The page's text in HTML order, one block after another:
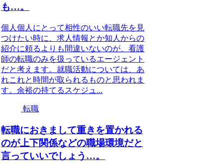
も…。
個人個人にとって相性のいい転職先を見
つけたい時に、求人情報とか知人からの
紹介に頼るよりも間違いないのが、看護
師の転職のみを扱っているエージェント
だと考えます。就職活動については、あ
れこれと時間が取られるものと思われま
す。余裕の持てるスケジュ...
転職
転職におきまして重きを置かれる
のが上下関係などの職場環境だと
言っていいでしょう…。